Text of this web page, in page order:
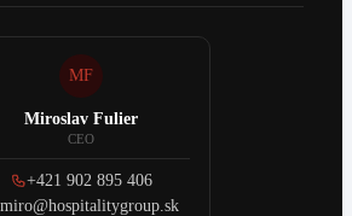
MF
Miroslav Fulier
CEO
+421 902 895 406
miro@hospitalitygroup.sk